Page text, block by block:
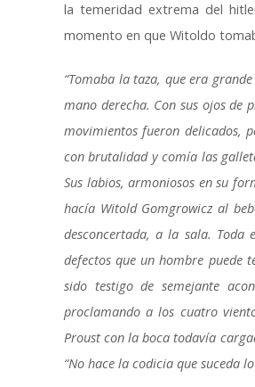
la temeridad extrema del
momento en que Witoldo
“Tomaba la taza, que era
mano derecha. Con sus ojos
movimientos fueron delicados,
con brutalidad y comía las
Sus labios, armoniosos en su
hacía Witold Gomgrowicz al
desconcertada, a la sala. Toda
defectos que un hombre puede
sido testigo de semejante
proclamando a los cuatro
Proust con la boca todavía
“No hace la codicia que suceda